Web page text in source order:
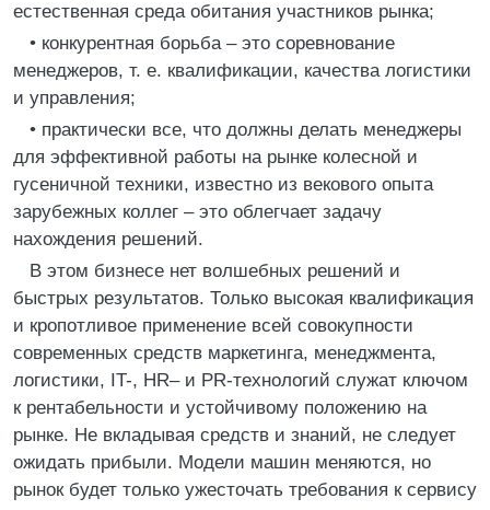
естественная среда обитания участников рынка;
• конкурентная борьба – это соревнование
менеджеров, т. е. квалификации, качества логистики
и управления;
• практически все, что должны делать менеджеры
для эффективной работы на рынке колесной и
гусеничной техники, известно из векового опыта
зарубежных коллег – это облегчает задачу
нахождения решений.
В этом бизнесе нет волшебных решений и
быстрых результатов. Только высокая квалификация
и кропотливое применение всей совокупности
современных средств маркетинга, менеджмента,
логистики, IT-, HR– и PR-технологий служат ключом
к рентабельности и устойчивому положению на
рынке. Не вкладывая средств и знаний, не следует
ожидать прибыли. Модели машин меняются, но
рынок будет только ужесточать требования к сервису